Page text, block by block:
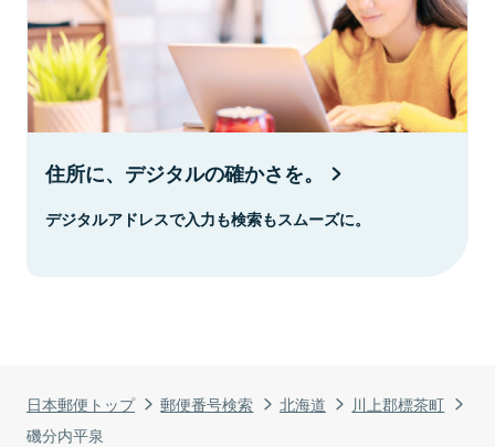
日本郵便トップ 郵便番号検索 北海道
川上郡標茶町
磯分内平泉
住所に、デジタルの確かさを。
デジタルアドレスで入力も検索もスムーズに。